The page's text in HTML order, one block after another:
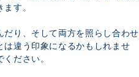
す。
り、そして両方を照らし合わせ
違う印象になるかもしれませ
ださい。